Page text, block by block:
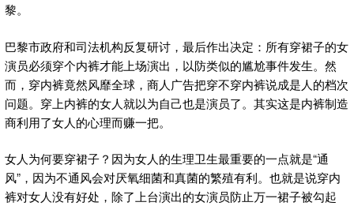
黎。
巴黎市政府和司法机构反复研讨，最后作出决定：所有穿裙子的女
演员必须穿个内裤才能上场演出，以防类似的尴尬事件发生。然
而，穿内裤竟然风靡全球，商人广告把穿不穿内裤说成是人的档次
问题。穿上内裤的女人就以为自己也是演员了。其实这是内裤制造
商利用了女人的心理而赚一把。
女人为何要穿裙子？因为女人的生理卫生最重要的一点就是“通
风”，因为不通风会对厌氧细菌和真菌的繁殖有利。也就是说穿内
裤对女人没有好处，除了上台演出的女演员防止万一裙子被勾起